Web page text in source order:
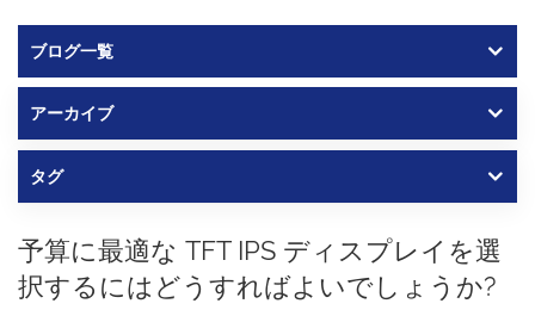
ブログ一覧
アーカイブ
タグ
予算に最適な TFT IPS ディスプレイを選
択するにはどうすればよいでしょうか?